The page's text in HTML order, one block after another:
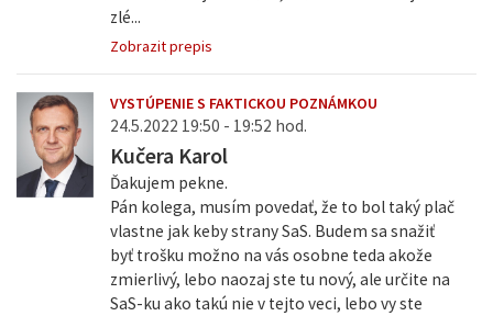
zlé...
Zobrazit prepis
VYSTÚPENIE S FAKTICKOU POZNÁMKOU
24.5.2022 19:50 - 19:52 hod.
Kučera Karol
Ďakujem pekne.
Pán kolega, musím povedať, že to bol taký plač
vlastne jak keby strany SaS. Budem sa snažiť
byť trošku možno na vás osobne teda akože
zmierlivý, lebo naozaj ste tu nový, ale určite na
SaS-ku ako takú nie v tejto veci, lebo vy ste